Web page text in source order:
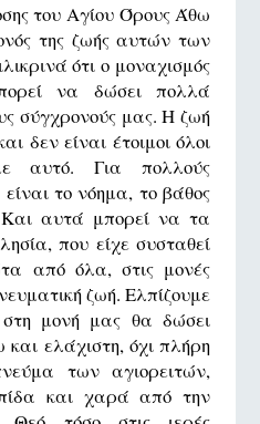
του Αγίου Όρους Άθω
της ζωής αυτών των
ότι ο μοναχισμός
να δώσει πολλά
σύγχρονούς μας. Η ζωή
δεν είναι έτοιμοι όλοι
αυτό. Για πολλούς
το νόημα, το βάθος
Και αυτά μπορεί να τα
που είχε συσταθεί
από όλα, στις μονές
ζωή. Ελπίζουμε
μονή μας θα δώσει
και ελάχιστη, όχι πλήρη
των αγιορειτών,
και χαρά από την